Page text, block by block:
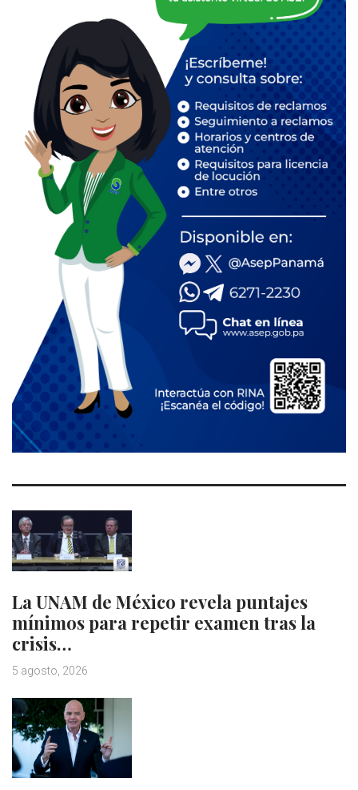
La UNAM de México revela puntajes
mínimos para repetir examen tras la
crisis…
5 agosto, 2026